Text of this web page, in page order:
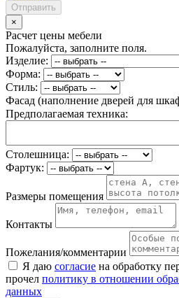
Отправить
×
Расчет цены мебели
Пожалуйста, заполните поля.
Изделие:
Форма:
Стиль:
Фасад (наполнение дверей для
Предполагаемая техника:
Столешница:
Фартук:
Размеры помещения
Контакты
Пожелания/комментарии
Я даю согласие на обработку
прочел политику в отношении
данных